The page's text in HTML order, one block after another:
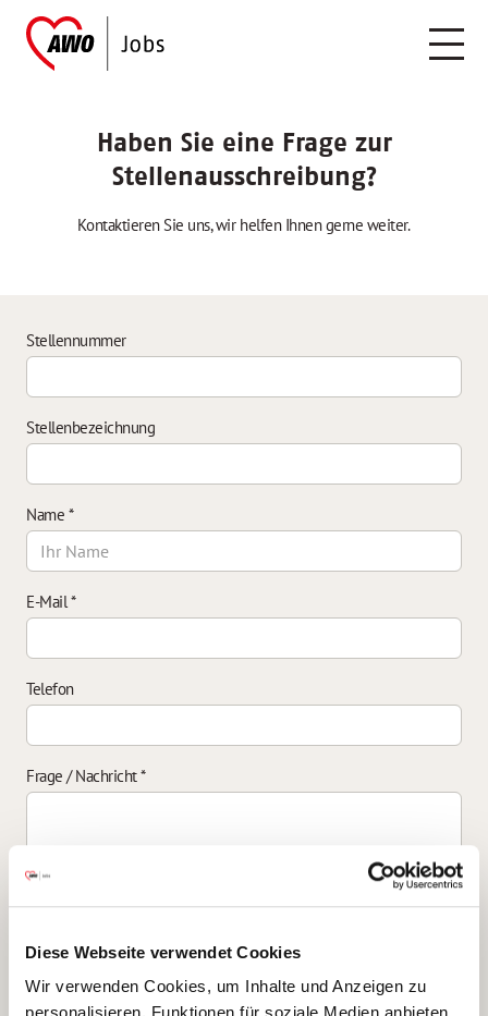
Diese Webseite verwendet Cookies
Wir verwenden Cookies, um Inhalte und Anzeigen zu
Haben Sie eine Frage zur
Stellenausschreibung?
Kontaktieren Sie uns, wir helfen Ihnen gerne weiter.
Stellennummer
Stellenbezeichnung
Name *
E-Mail*
Telefon
Frage / Nachricht*
Ich bin damit einverstanden, dass meine personenbezogenen Daten
ausschließlich zum Zweck der Durchführung der Kontaktanfrage